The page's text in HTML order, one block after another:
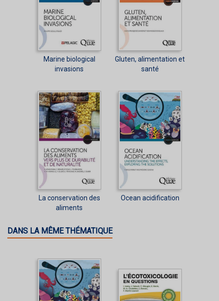
Marine biological
invasions
Gluten, alimentation et
santé
La conservation des
aliments
Ocean acidification
DANS LA MÊME THÉMATIQUE